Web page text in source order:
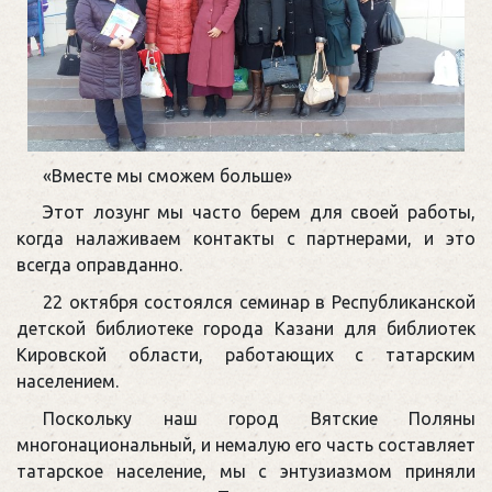
«Вместе мы сможем больше»
Этот лозунг мы часто берем для своей работы,
когда налаживаем контакты с партнерами, и это
всегда оправданно.
22 октября состоялся семинар в Республиканской
детской библиотеке города Казани для библиотек
Кировской области, работающих с татарским
населением.
Поскольку наш город Вятские Поляны
многонациональный, и немалую его часть составляет
татарское население, мы с энтузиазмом приняли